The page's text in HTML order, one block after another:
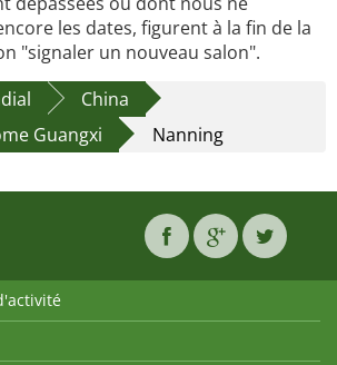
les dates, figurent à la fin de la
"signaler un nouveau salon".
China
Guangxi
Nanning